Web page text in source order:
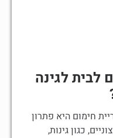
לבית לגינה
חימום היא פתרון
כגון גינות,